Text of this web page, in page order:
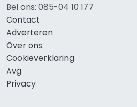
Bel ons: 085-04 10 177
Contact
Adverteren
Over ons
Cookieverklaring
Avg
Privacy